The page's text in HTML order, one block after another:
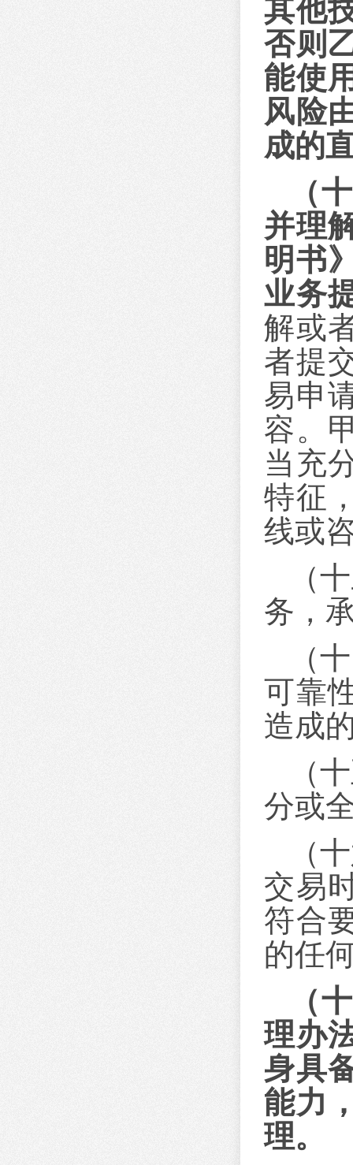
其他
否则
能使
风险
成的
（
并理
明书
业务
解或
者提
易申
容。
当充
特征
线或
（
务，
（
可靠
造成
（
分或
（
交易
符合
的任
（
理办
身具
能力
理。